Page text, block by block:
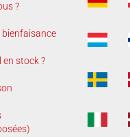
?
bienfaisance
en stock ?